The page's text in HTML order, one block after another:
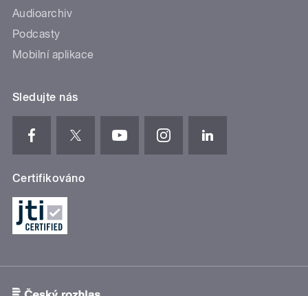
Audioarchiv
Podcasty
Mobilní aplikace
Sledujte nás
Certifikováno